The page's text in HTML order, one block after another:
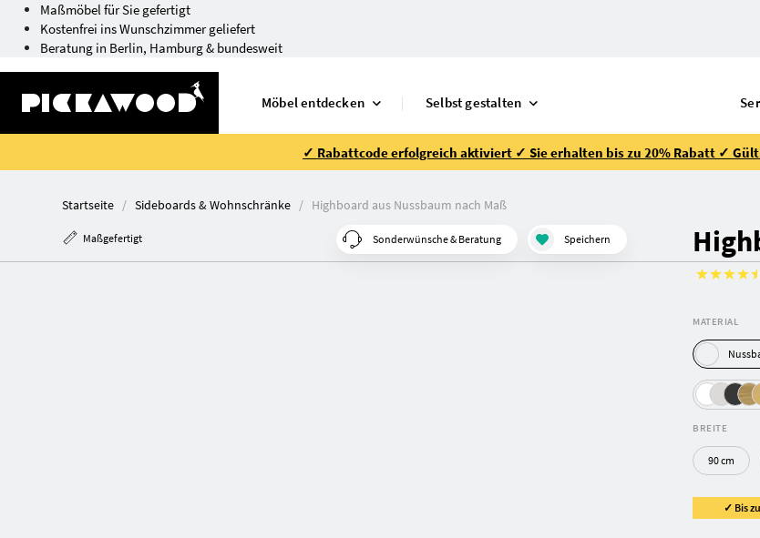
Maßmöbel für Sie gefertigt
Kostenfrei ins Wunschzimmer geliefert
Beratung in Berlin, Hamburg & bundesweit
Möbel entdecken Selbst gestalten
✓ Rabattcode erfolgreich aktiviert ✓ Sie erhalten bis zu 20% Rabatt ✓
Startseite Sideboards & Wohnschränke Highboard aus Nussbaum nach Maß
Maßgefertigt Sonderwünsche & Beratung Speichern
MATERIAL
BREITE
90 cm
✓ Bis